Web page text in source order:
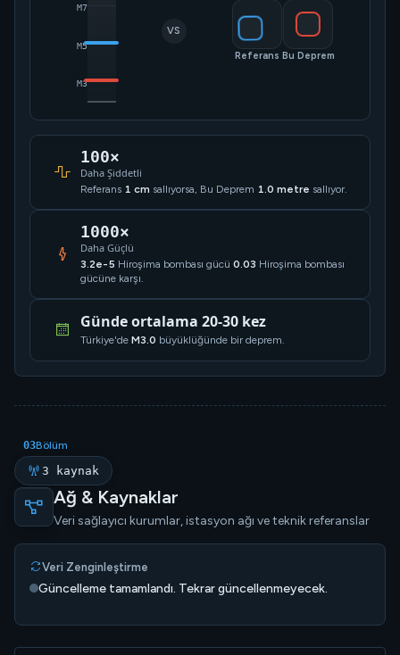
M7
M5
M3
VS
Referans Bu Deprem
100×
Daha Şiddetli
Referans 1 cm sallıyorsa, Bu Deprem 1.0 metre sallıyor.
1000×
Daha Güçlü
3.2e-5 Hiroşima bombası gücü 0.03 Hiroşima bombası
gücüne karşı.
Günde ortalama 20-30 kez
Türkiye'de M3.0 büyüklüğünde bir deprem.
03Bölüm
3 kaynak
Ağ & Kaynaklar
Veri sağlayıcı kurumlar, istasyon ağı ve teknik referanslar
Veri Zenginleştirme
Güncelleme tamamlandı. Tekrar güncellenmeyecek.